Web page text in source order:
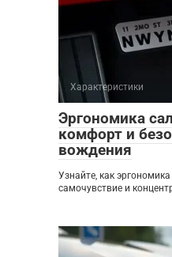
Характеристики
Эргономика
комфорт и
вождения
Узнайте, как
самочувствие и